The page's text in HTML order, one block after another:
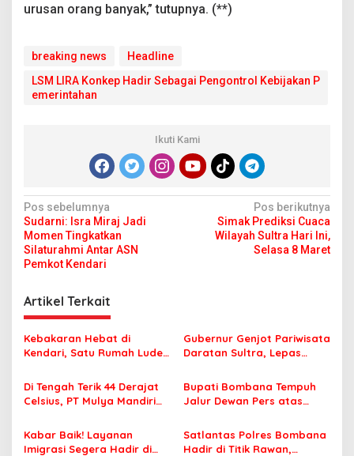
urusan orang banyak,” tutupnya. (**)
breaking news
Headline
LSM LIRA Konkep Hadir Sebagai Pengontrol Kebijakan P
emerintahan
Ikuti Kami
N
a
v
i
g
a
s
i
p
o
s
Pos sebelumnya
Sudarni: Isra Miraj Jadi
Momen Tingkatkan
Silaturahmi Antar ASN
Pemkot Kendari
Pos berikutnya
Simak Prediksi Cuaca
Wilayah Sultra Hari Ini,
Selasa 8 Maret
Artikel Terkait
Kebakaran Hebat di
Kendari, Satu Rumah Ludes
Gubernur Genjot Pariwisata
Daratan Sultra, Lepas
Tiga Kabupaten Unggulan
Di Tengah Terik 44 Derajat
Celsius, PT Mulya Mandiri
Jamaah Tetap Sehat dan
Nyaman Beribadah
Bupati Bombana Tempuh
Jalur Dewan Pers atas
Korupsi Jembatan Cirauci II
Kabar Baik! Layanan
Imigrasi Segera Hadir di
Satlantas Polres Bombana
Hadir di Titik Rawan,